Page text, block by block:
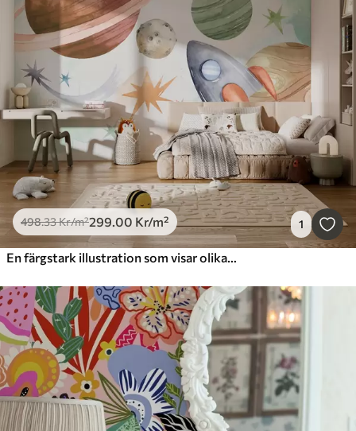
498.33Kr/m²299.00 Kr/m² 1
En färgstark illustration som visar olika planeter och rymdvattenfärg